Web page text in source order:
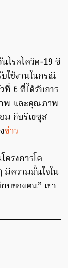
โรคโควิด-19 ซิ
ใช้งานในกรณี
ที่ 6 ที่ได้รับการ
พ และคุณภาพ
ม กีบรีเยซุส
ข่าว
ครงการโค
มีความมั่นใจใน
บของตน” เขา